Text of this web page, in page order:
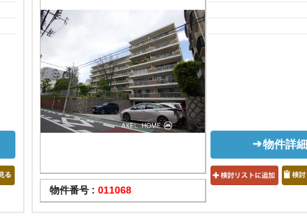
物件番号 : 011068
物件詳細